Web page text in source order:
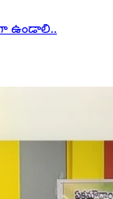
ఉండాలి..